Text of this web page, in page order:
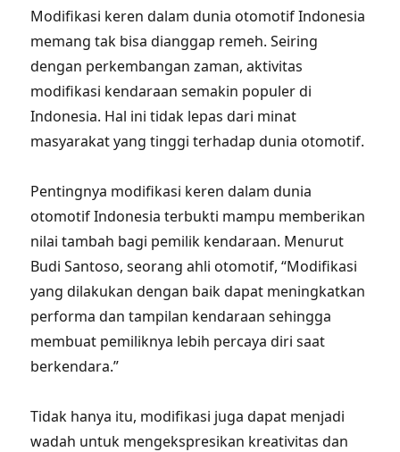
Modifikasi keren dalam dunia otomotif Indonesia
memang tak bisa dianggap remeh. Seiring
dengan perkembangan zaman, aktivitas
modifikasi kendaraan semakin populer di
Indonesia. Hal ini tidak lepas dari minat
masyarakat yang tinggi terhadap dunia otomotif.
Pentingnya modifikasi keren dalam dunia
otomotif Indonesia terbukti mampu memberikan
nilai tambah bagi pemilik kendaraan. Menurut
Budi Santoso, seorang ahli otomotif, “Modifikasi
yang dilakukan dengan baik dapat meningkatkan
performa dan tampilan kendaraan sehingga
membuat pemiliknya lebih percaya diri saat
berkendara.”
Tidak hanya itu, modifikasi juga dapat menjadi
wadah untuk mengekspresikan kreativitas dan